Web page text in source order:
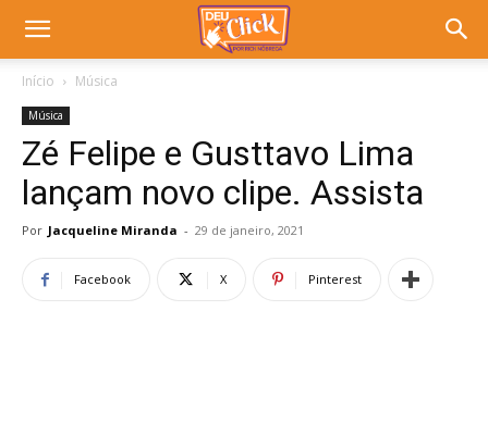
Início Música
Música
Zé Felipe e Gusttavo Lima
lançam novo clipe. Assista
Por Jacqueline Miranda - 29 de janeiro, 2021
Facebook X Pinterest